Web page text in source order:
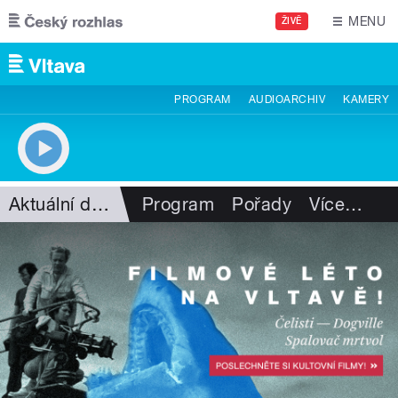
Přejít k hlavnímu obsahu
ŽIVĚ MENU
PROGRAM AUDIOARCHIV KAMERY
Aktuální dění Program Pořady Více…